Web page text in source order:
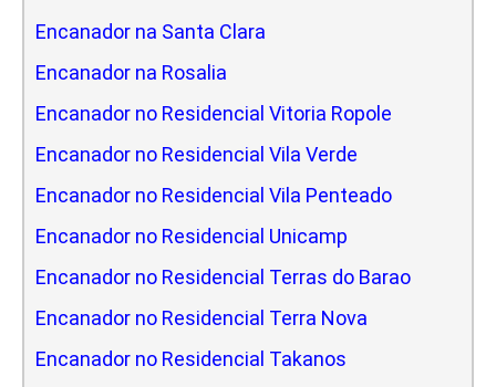
Encanador na Santa Clara
Encanador na Rosalia
Encanador no Residencial Vitoria Ropole
Encanador no Residencial Vila Verde
Encanador no Residencial Vila Penteado
Encanador no Residencial Unicamp
Encanador no Residencial Terras do Barao
Encanador no Residencial Terra Nova
Encanador no Residencial Takanos